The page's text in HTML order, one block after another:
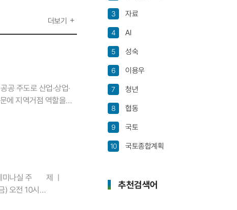
더보기
주도로 산업·상업·
에 지역거점 역할을
과 연구진은 국토정책
) 「도시재생법」
여 민간 등에 위탁
미나실 주 제 ㅣ
) 오전 10시
간의 경과를 점검하고
3 자료
4 AI
5 성숙
6 이용우
7 청년
8 협동
9 국토
10 국토종합계획
추천검색어